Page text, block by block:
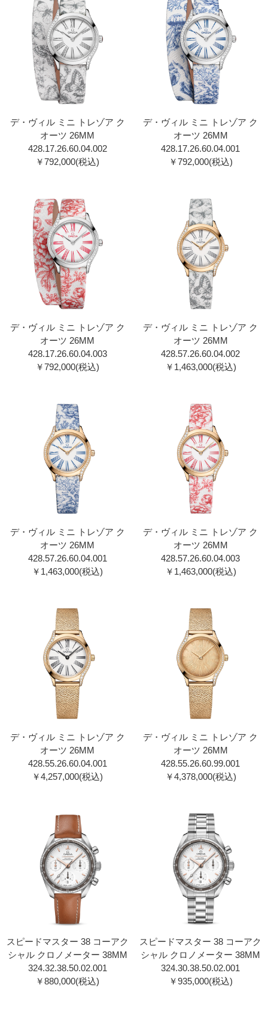
デ・ヴィル ミニ トレゾア ク
オーツ 26MM
428.17.26.60.04.002
￥792,000(税込)
デ・ヴィル ミニ トレゾア ク
オーツ 26MM
428.17.26.60.04.001
￥792,000(税込)
デ・ヴィル ミニ トレゾア ク
オーツ 26MM
428.17.26.60.04.003
￥792,000(税込)
デ・ヴィル ミニ トレゾア ク
オーツ 26MM
428.57.26.60.04.002
￥1,463,000(税込)
デ・ヴィル ミニ トレゾア ク
オーツ 26MM
428.57.26.60.04.001
￥1,463,000(税込)
デ・ヴィル ミニ トレゾア ク
オーツ 26MM
428.57.26.60.04.003
￥1,463,000(税込)
デ・ヴィル ミニ トレゾア ク
オーツ 26MM
428.55.26.60.04.001
￥4,257,000(税込)
デ・ヴィル ミニ トレゾア ク
オーツ 26MM
428.55.26.60.99.001
￥4,378,000(税込)
スピードマスター 38 コーアク
シャル クロノメーター 38MM
324.32.38.50.02.001
￥880,000(税込)
スピードマスター 38 コーアク
シャル クロノメーター 38MM
324.30.38.50.02.001
￥935,000(税込)